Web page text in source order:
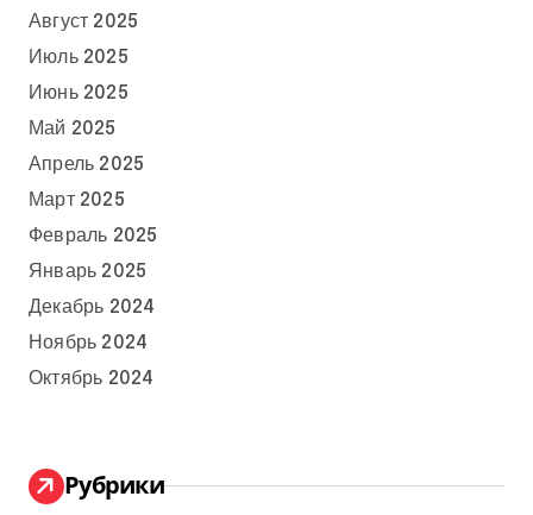
Август 2025
Июль 2025
Июнь 2025
Май 2025
Апрель 2025
Март 2025
Февраль 2025
Январь 2025
Декабрь 2024
Ноябрь 2024
Октябрь 2024
Рубрики